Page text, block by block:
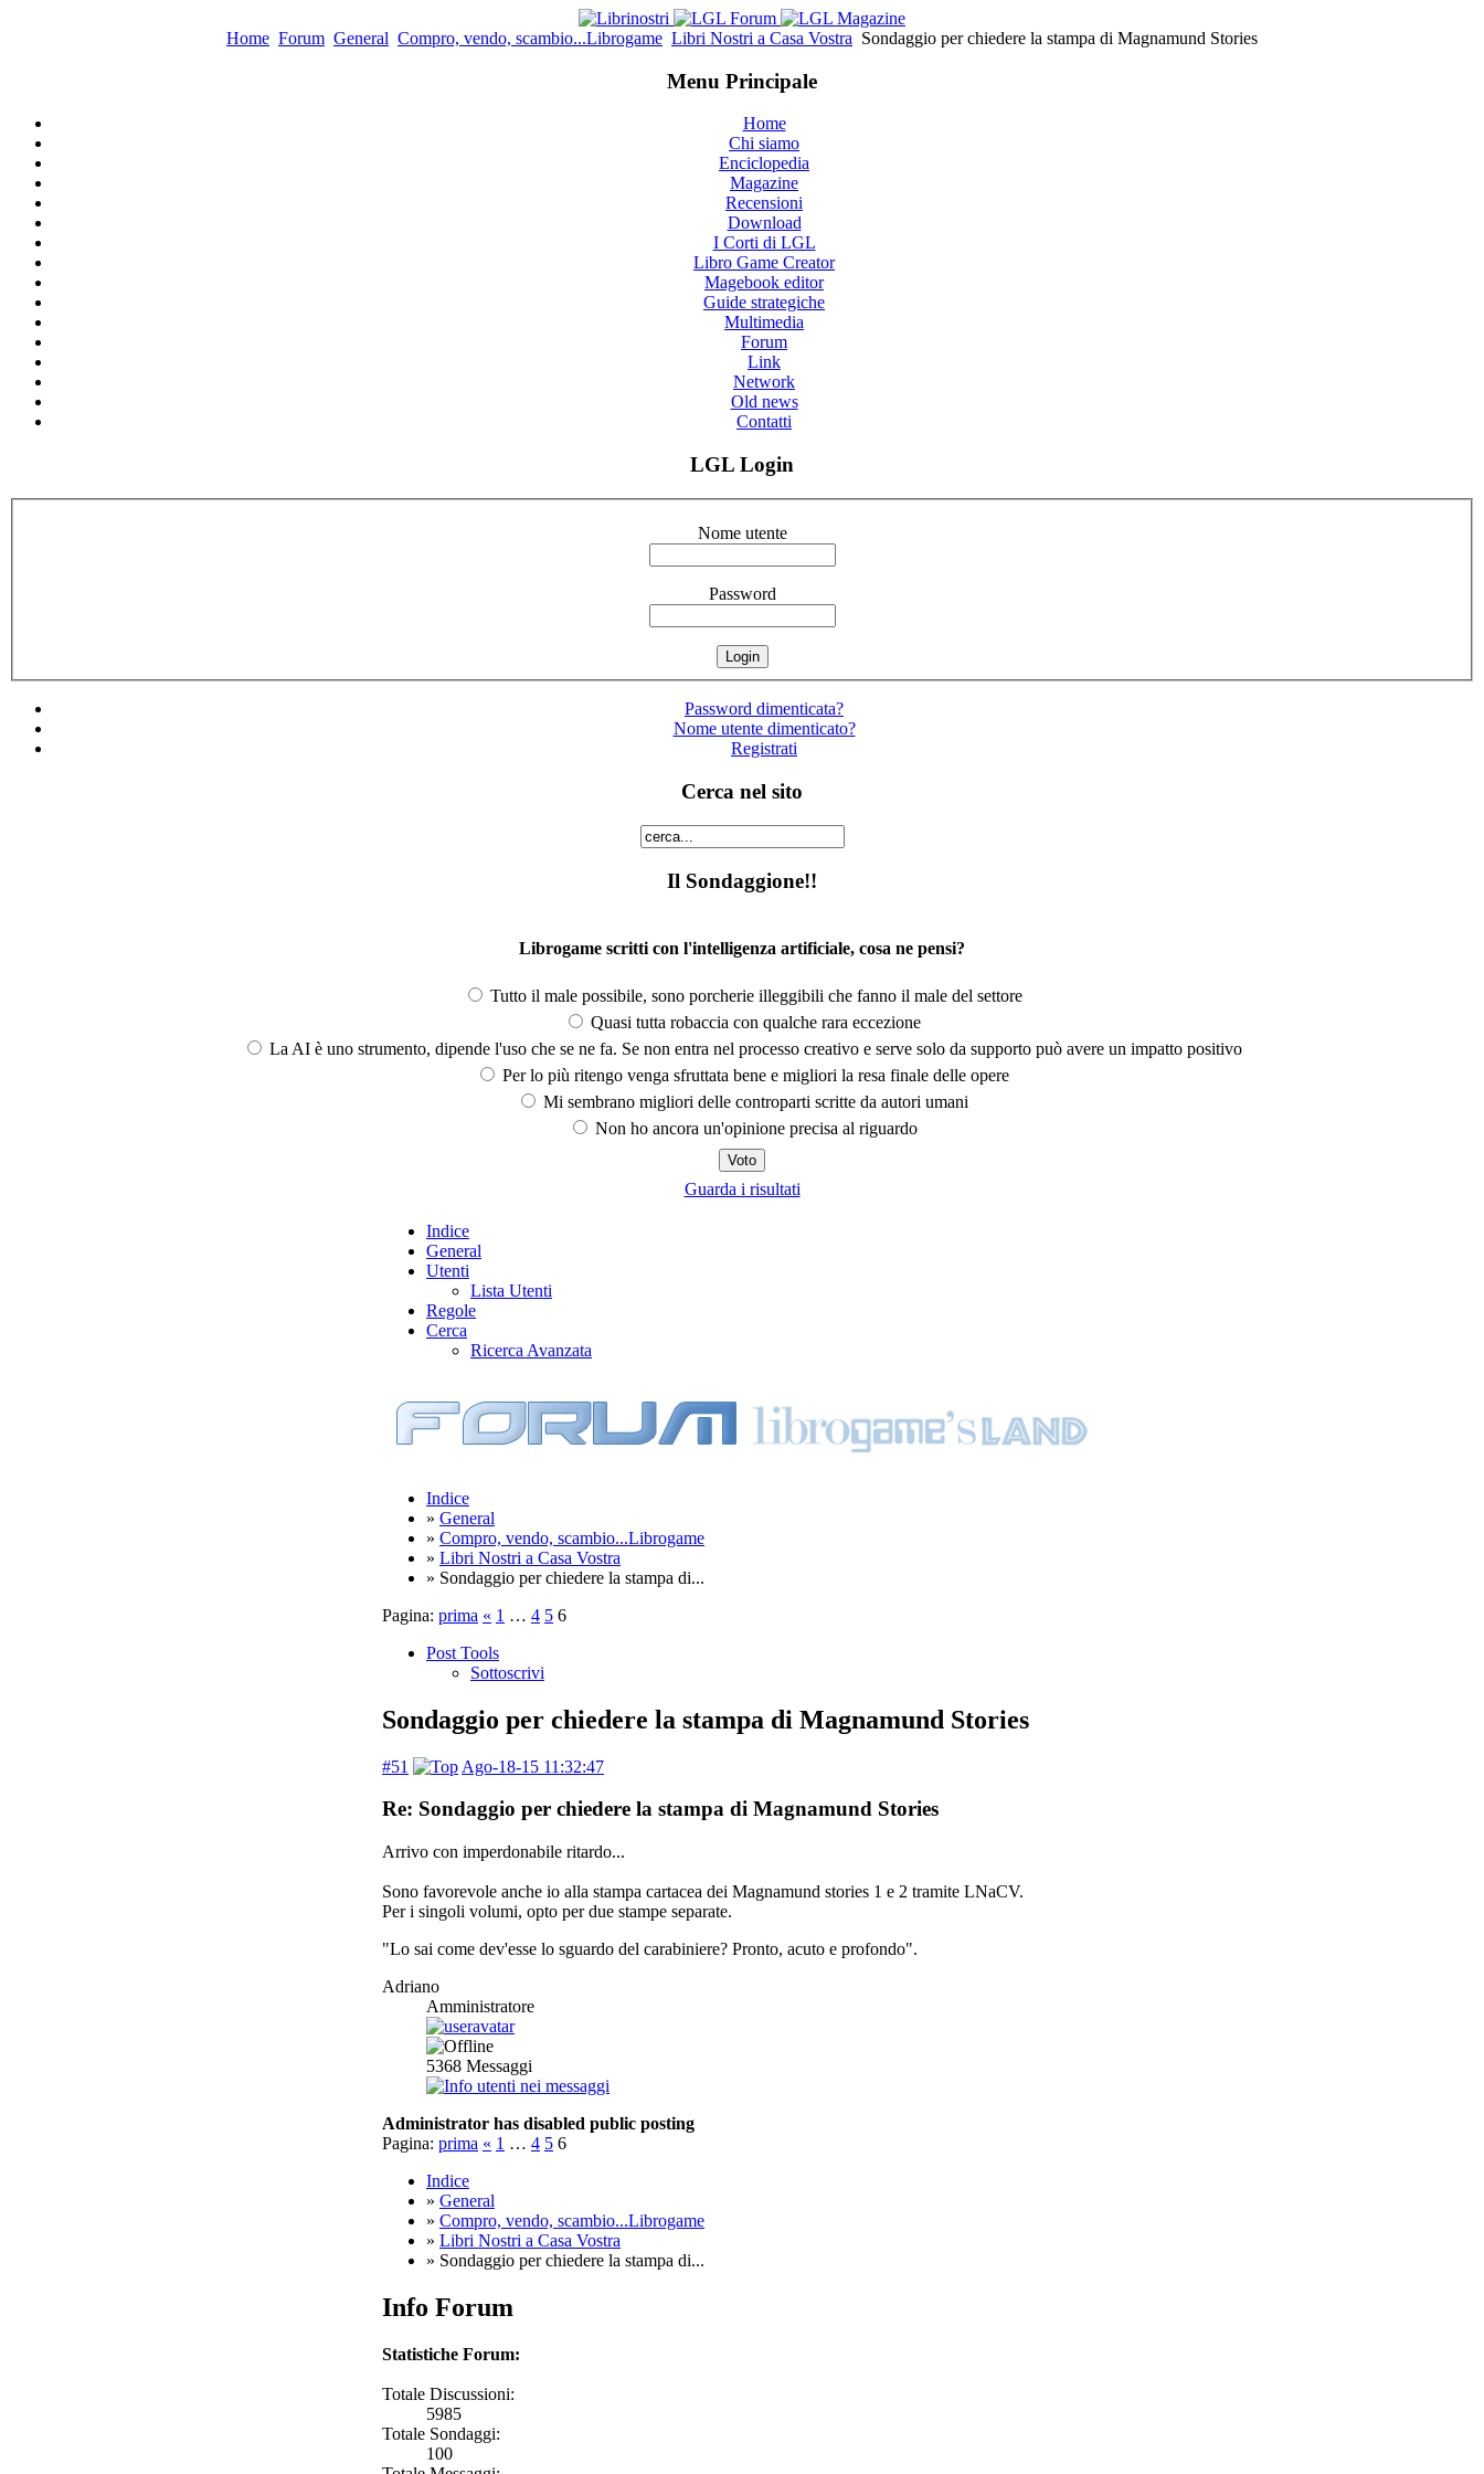
Home Forum General Compro, vendo, scambio...Librogame Libri Nostri a Casa Vostra Sondaggio per chiedere la stampa di Magnamund Stories
Menu Principale
Home
Chi siamo
Enciclopedia
Magazine
Recensioni
Download
I Corti di LGL
Libro Game Creator
Magebook editor
Guide strategiche
Multimedia
Forum
Link
Network
Old news
Contatti
LGL Login
Nome utente
Password
Password dimenticata?
Nome utente dimenticato?
Registrati
Cerca nel sito
Il Sondaggione!!
Librogame scritti con l'intelligenza artificiale, cosa ne pensi?
Tutto il male possibile, sono porcherie illeggibili che fanno il male del settore
Quasi tutta robaccia con qualche rara eccezione
La AI è uno strumento, dipende l'uso che se ne fa. Se non entra nel processo creativo e serve solo da supporto può avere un impatto positivo
Per lo più ritengo venga sfruttata bene e migliori la resa finale delle opere
Mi sembrano migliori delle controparti scritte da autori umani
Non ho ancora un'opinione precisa al riguardo
Guarda i risultati
Indice
General
Utenti
Lista Utenti
Regole
Cerca
Ricerca Avanzata
Indice
» General
» Compro, vendo, scambio...Librogame
» Libri Nostri a Casa Vostra
» Sondaggio per chiedere la stampa di...
Pagina: prima « 1 … 4 5 6
Post Tools
Sottoscrivi
Sondaggio per chiedere la stampa di Magnamund Stories
#51 Ago-18-15 11:32:47
Re: Sondaggio per chiedere la stampa di Magnamund Stories
Arrivo con imperdonabile ritardo...
Sono favorevole anche io alla stampa cartacea dei Magnamund stories 1 e 2 tramite LNaCV.
Per i singoli volumi, opto per due stampe separate.
"Lo sai come dev'esse lo sguardo del carabiniere? Pronto, acuto e profondo".
Adriano
Amministratore
5368 Messaggi
Administrator has disabled public posting
Pagina: prima « 1 … 4 5 6
Indice
» General
» Compro, vendo, scambio...Librogame
» Libri Nostri a Casa Vostra
» Sondaggio per chiedere la stampa di...
Info Forum
Statistiche Forum:
Totale Discussioni:
5985
Totale Sondaggi:
100